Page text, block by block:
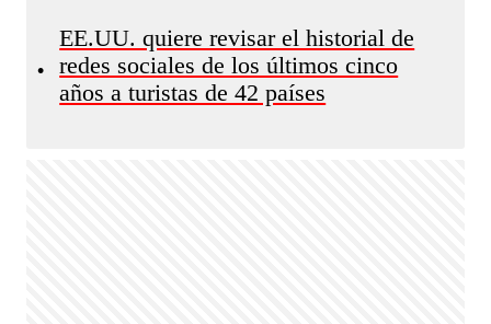
•
EE.UU. quiere revisar el historial de
redes sociales de los últimos cinco
años a turistas de 42 países